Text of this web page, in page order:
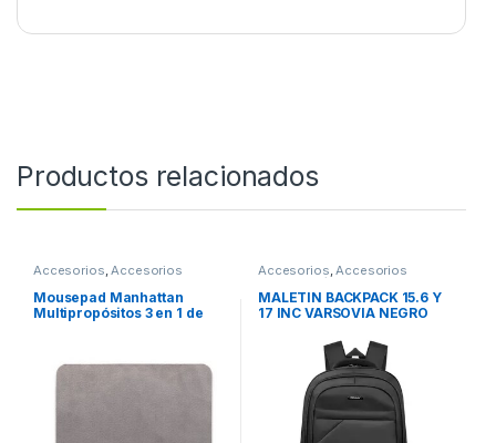
Productos relacionados
Accesorios Accesorios
Mousepad Manhattan
Multipropósitos 3 en 1 de
GRIS OBSCURO
Accesorios Accesorios
Notebook / Tablet
MALETIN BACKPACK 15.6 Y
17 INC VARSOVIA NEGRO